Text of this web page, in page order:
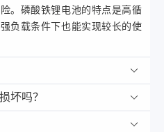
。磷酸铁锂电池的特点是高循
负载条件下也能实现较长的使
坏吗？